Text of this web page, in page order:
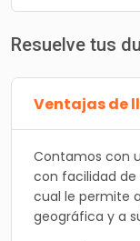
Resuelve tus
Ventajas de
Contamos con
con facilidad de
cual le permite
geográfica y a